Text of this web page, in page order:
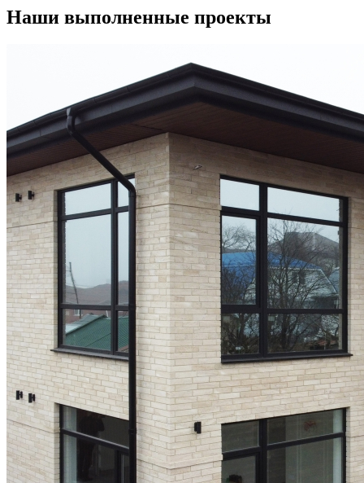
Наши выполненные проекты